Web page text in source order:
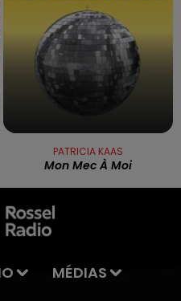
PATRICIA KAAS
Mon Mec À Moi
MÉDIAS